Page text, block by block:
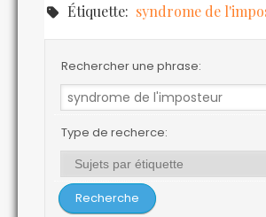
Étiquette: syndrome de
Rechercher une phrase:
Type de recherce: